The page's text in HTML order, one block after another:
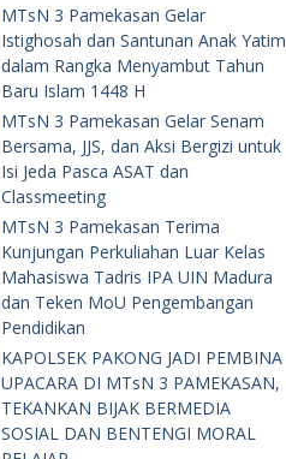
MTsN 3 Pamekasan Gelar
Istighosah dan Santunan Anak Yatim
dalam Rangka Menyambut Tahun
Baru Islam 1448 H
MTsN 3 Pamekasan Gelar Senam
Bersama, JJS, dan Aksi Bergizi untuk
Isi Jeda Pasca ASAT dan
Classmeeting
MTsN 3 Pamekasan Terima
Kunjungan Perkuliahan Luar Kelas
Mahasiswa Tadris IPA UIN Madura
dan Teken MoU Pengembangan
Pendidikan
KAPOLSEK PAKONG JADI PEMBINA
UPACARA DI MTsN 3 PAMEKASAN,
TEKANKAN BIJAK BERMEDIA
SOSIAL DAN BENTENGI MORAL